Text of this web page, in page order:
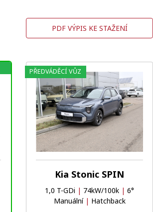
PDF VÝPIS KE STAŽENÍ
Kia Stonic SPIN
1,0 T-GDi | 74kW/100k | 6°
Manuální | Hatchback
PŘEDVÁDĚCÍ VŮZ